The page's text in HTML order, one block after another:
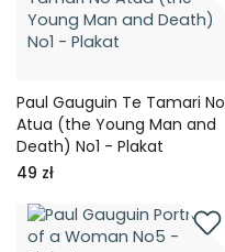
Paul Gauguin Te Tamari No
Atua (the Young Man and
Death) No1 - Plakat
49 zł